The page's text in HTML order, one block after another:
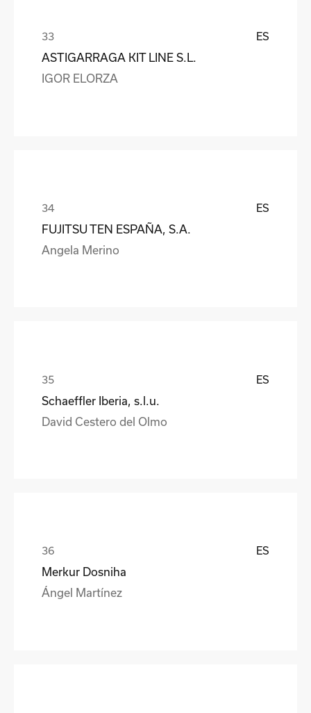
ES
ASTIGARRAGA KIT LINE S.L.
IGOR ELORZA
ES
FUJITSU TEN ESPAÑA, S.A.
Angela Merino
ES
Schaeffler Iberia, s.l.u.
David Cestero del Olmo
ES
Merkur Dosniha
Ángel Martínez